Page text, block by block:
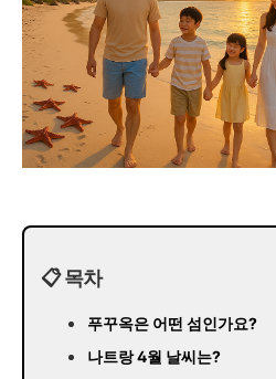
📋 목차
푸꾸옥은 어떤 섬인가요?
나트랑 4월 날씨는?